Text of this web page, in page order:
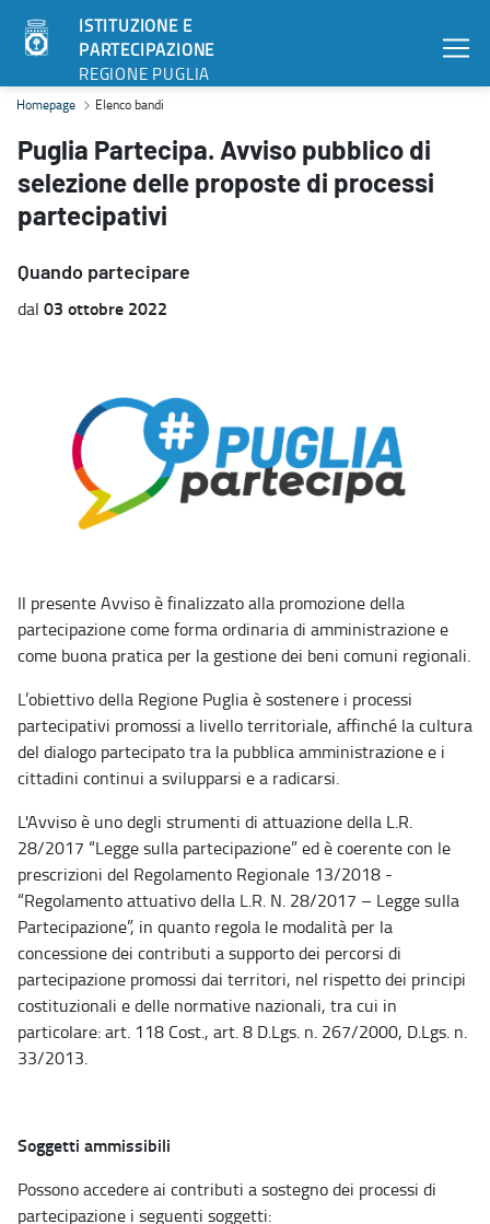
ISTITUZIONE E
PARTECIPAZIONE
REGIONE PUGLIA
Puglia Partecipa. Avviso pubblico di selezione delle proposte di
Homepage Elenco bandi
Puglia Partecipa. Avviso pubblico di
selezione delle proposte di processi
partecipativi
Quando partecipare
dal 03 ottobre 2022
Il presente Avviso è finalizzato alla promozione della
partecipazione come forma ordinaria di amministrazione e
come buona pratica per la gestione dei beni comuni regionali.
L’obiettivo della Regione Puglia è sostenere i processi
partecipativi promossi a livello territoriale, affinché la cultura
del dialogo partecipato tra la pubblica amministrazione e i
cittadini continui a svilupparsi e a radicarsi.
L'Avviso è uno degli strumenti di attuazione della L.R.
28/2017 “Legge sulla partecipazione” ed è coerente con le
prescrizioni del Regolamento Regionale 13/2018 -
“Regolamento attuativo della L.R. N. 28/2017 – Legge sulla
Partecipazione”, in quanto regola le modalità per la
concessione dei contributi a supporto dei percorsi di
partecipazione promossi dai territori, nel rispetto dei principi
costituzionali e delle normative nazionali, tra cui in
particolare: art. 118 Cost., art. 8 D.Lgs. n. 267/2000, D.Lgs. n.
33/2013.
Soggetti ammissibili
Possono accedere ai contributi a sostegno dei processi di
partecipazione i seguenti soggetti: